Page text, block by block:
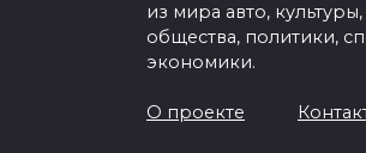
из мира авто,
общества, политики,
экономики.
О проекте